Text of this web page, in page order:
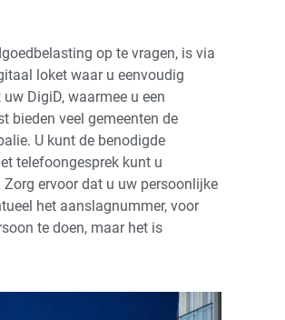
op te vragen, is via
loket waar u eenvoudig
DigiD, waarmee u een
bieden veel gemeenten de
U kunt de benodigde
telefoongesprek kunt u
ervoor dat u uw persoonlijke
het aanslagnummer, voor
te doen, maar het is